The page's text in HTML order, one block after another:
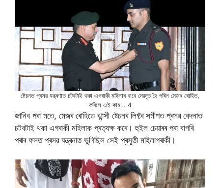
ষ্টেচনত প্ৰসৱ যন্ত্ৰণাত চটবটাই থকা এগৰাকী মহিলাৰ বাবে দেৱদূত হৈ পৰিল মেজৰ ৰোহিত,
কৰিলে এই কাম… 4
জানিব পৰা মতে, মেজৰ ৰোহিতে ঝান্সী ষ্টেচনৰ লিফ্টৰ সমীপত প্ৰসৱ বেদনাত
চটবটাই থকা এগৰাকী মহিলাক প্ৰত্যক্ষ কৰে। হুইল চেয়াৰৰ পৰা বাগৰি
পৰাৰ ফলত প্ৰসৱ যন্ত্ৰনাত ভুগিছিল সেই প্ৰসূতী মহিলাগৰাকী।